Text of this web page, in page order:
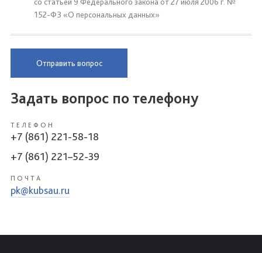
152-ФЗ «О персональных данных»
Отправить вопрос
Задать вопрос по телефону
ТЕЛЕФОН
+7 (861) 221-58-18
+7 (861) 221–52-39
ПОЧТА
pk@kubsau.ru